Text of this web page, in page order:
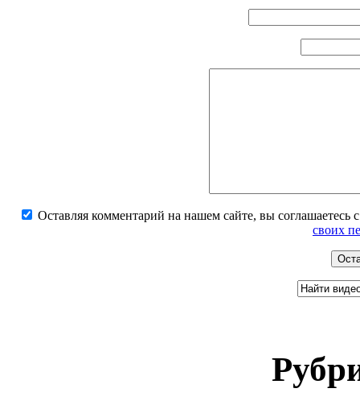
Оставляя комментарий на нашем сайте, вы соглашаетесь
своих